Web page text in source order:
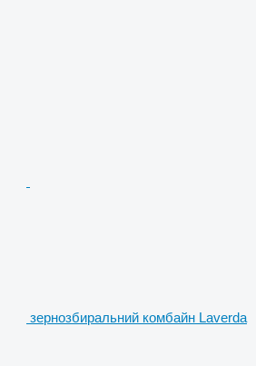
зернозбиральний комбайн Laverda